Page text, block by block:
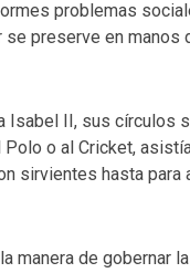
problemas
preserve en manos
II, sus círculos
o al Cricket,
sirvientes hasta para
manera de gobernar